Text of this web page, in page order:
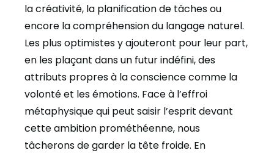
la créativité, la planification de tâches ou
encore la compréhension du langage naturel.
Les plus optimistes y ajouteront pour leur part,
en les plaçant dans un futur indéfini, des
attributs propres à la conscience comme la
volonté et les émotions. Face à l’effroi
métaphysique qui peut saisir l’esprit devant
cette ambition prométhéenne, nous
tâcherons de garder la tête froide. En